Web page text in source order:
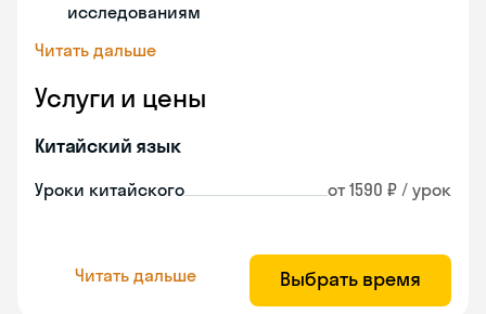
исследованиям
Читать дальше
Услуги и цены
Китайский язык
Уроки китайского от 1590 ₽ / урок
Читать дальше Выбрать время